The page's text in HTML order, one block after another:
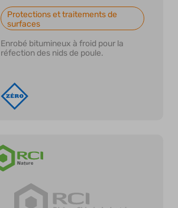
Protections et traitements de
surfaces
Enrobé bitumineux à froid pour la
réfection des nids de poule.
En savoir plus